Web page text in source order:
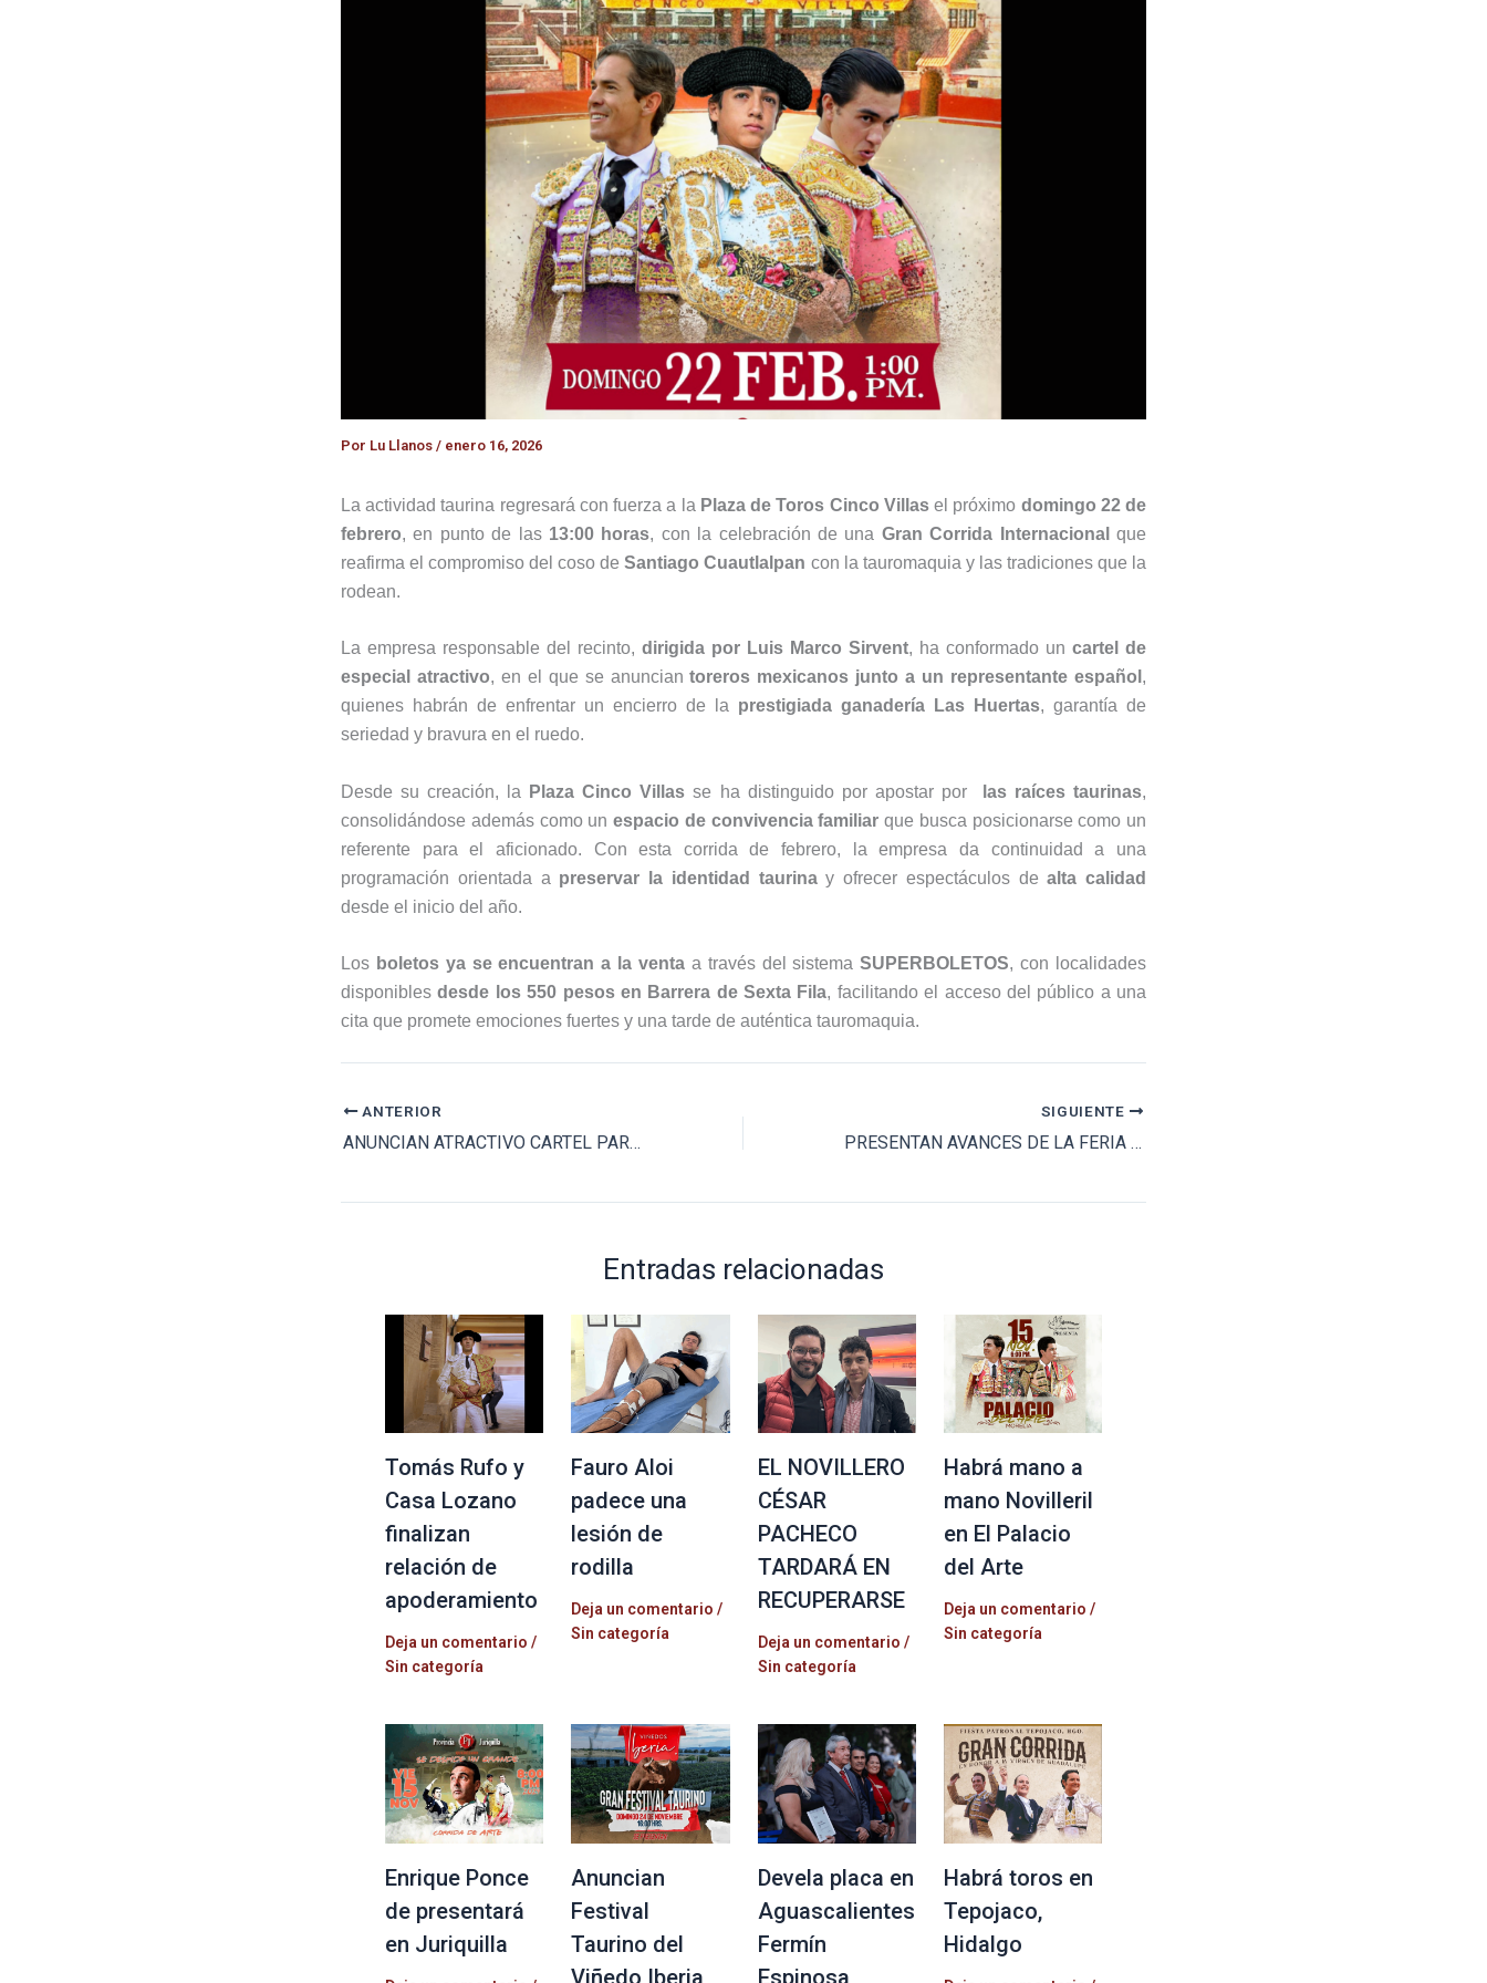
Por Lu Llanos / enero 16, 2026
La actividad taurina regresará con fuerza a la Plaza de Toros Cinco Villasel próximo domingo 22 de
febrero, en punto de las 13:00 horas, con la celebración de una Gran Corrida Internacional que
reafirma el compromiso del coso deSantiago Cuautlalpan con la tauromaquia y las tradiciones que la
rodean.
La empresa responsable del recinto, dirigida por Luis Marco Sirvent, ha conformado un cartel de
especial atractivo, en el que se anunciantoreros mexicanos junto a un representante español ,
quienes habrán de enfrentar un encierro de la prestigiada ganadería Las Huertas, garantía de
seriedad y bravura en el ruedo.
Desde su creación, la Plaza Cinco Villas se ha distinguido por apostar por las raíces taurinas,
consolidándose además como un espacio de convivencia familiar que busca posicionarse como un
referente para el aficionado. Con esta corrida de febrero, la empresa da continuidad a una
programación orientada a preservar la identidad taurinay ofrecer espectáculos dealta calidad
desde el inicio del año.
Los boletos ya se encuentran a la venta a través del sistemaSUPERBOLETOS, con localidades
disponiblesdesde los 550 pesos en Barrera de Sexta Fila, facilitando el acceso del público a una
cita que promete emociones fuertes y una tarde de auténtica tauromaquia.
ANTERIOR
ANUNCIAN ATRACTIVO CARTEL PARA TLAXCALA
SIGUIENTE
PRESENTAN AVANCES DE LA FERIA SAN MARCOS 2026
Entradas relacionadas
Tomás Rufo y
Casa Lozano
finalizan
relación de
apoderamiento
Deja un comentario /
Sin categoría
Fauro Aloi
padece una
lesión de
rodilla
Deja un comentario /
Sin categoría
EL NOVILLERO
CÉSAR
PACHECO
TARDARÁ EN
RECUPERARSE
Deja un comentario /
Sin categoría
Habrá mano a
mano Novilleril
en El Palacio
del Arte
Deja un comentario /
Sin categoría
Enrique Ponce
de presentará
en Juriquilla
Anuncian
Festival
Taurino del
Viñedo Iberia
Devela placa en
Aguascalientes
Fermín
Espinosa
Habrá toros en
Tepojaco,
Hidalgo